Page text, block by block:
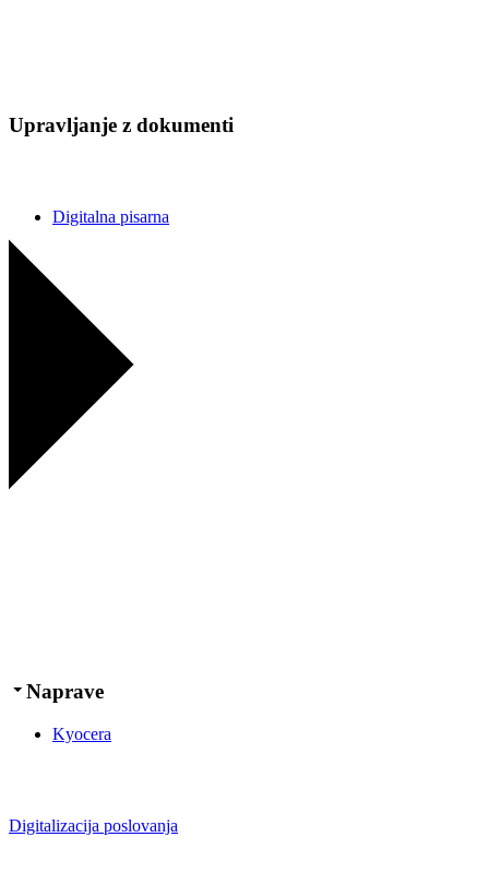
Upravljanje z dokumenti
Digitalizacija poslovanja
Digitalna pisarna
Naprave
Kyocera